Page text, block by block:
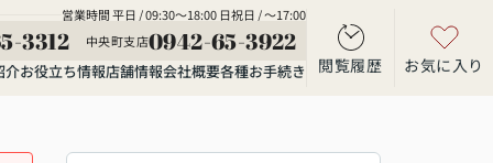
営業時間 平日 / 09:30～18:00 日祝日 / ～17:00
3312 中央町支店0942-65-3922
介お役立ち情報店舗情報会社概要各種お手続き 閲覧履歴 お気に入り